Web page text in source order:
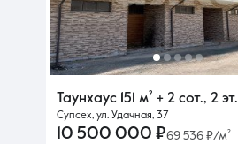
Таунхаус 151 м² + 2 сот., 2 эт.
Супсех, ул. Удачная, 37
10 500 000 ₽69 536 ₽/м²